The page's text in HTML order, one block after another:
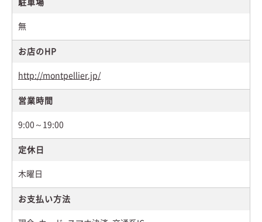
駐車場
無
お店のHP
http://montpellier.jp/
営業時間
9:00～19:00
定休日
木曜日
お支払い方法